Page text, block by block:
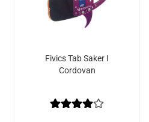
Fivics Tab Saker I
Cordovan